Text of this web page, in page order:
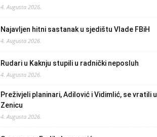
4. Augusta 2026.
Najavljen hitni sastanak u sjedištu Vlade FBiH
4. Augusta 2026.
Rudari u Kaknju stupili u radnički neposluh
4. Augusta 2026.
Preživjeli planinari, Adilović i Vidimlić, se vratili u
Zenicu
4. Augusta 2026.